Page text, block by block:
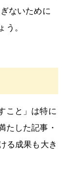
ないために
う。
こと」は特に
たした記事・
る成果も大き